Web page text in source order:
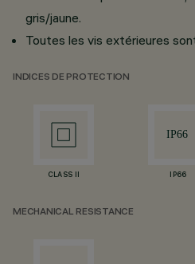
gris/jaune.
Toutes les vis extérieures
INDICES DE PROTECTION
CLASS II IP66
MECHANICAL RESISTANCE